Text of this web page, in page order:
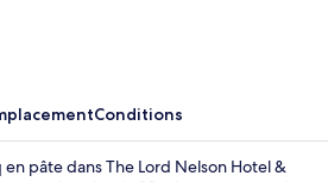
Conditions
en pâte dans The Lord Nelson Hotel &